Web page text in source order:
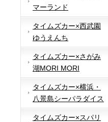
マーランド
タイムズカー×西武園
ゆうえんち
タイムズカー×さがみ
湖MORI MORI
タイムズカー×横浜・
八景島シーパラダイス
タイムズカー×スパリ